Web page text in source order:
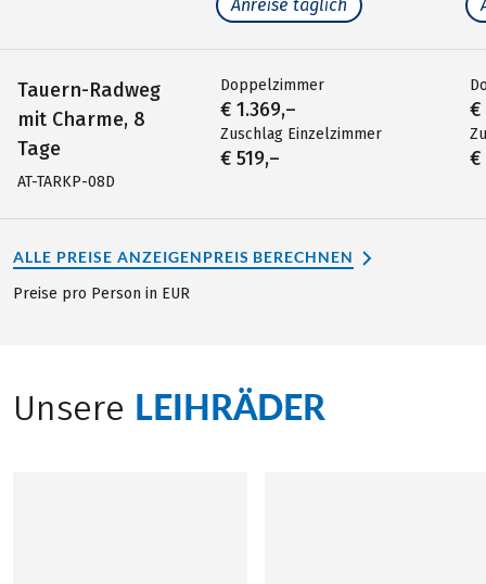
Tauern-Radweg
mit Charme, 8
Tage
AT-TARKP-08D
Anreise täglich
Doppelzimmer
€ 1.369,–
Zuschlag Einzelzimmer
€ 519,–
€
€
ALLE PREISE ANZEIGENPREIS BERECHNEN
Preise pro Person in EUR
Unsere LEIHRÄDER